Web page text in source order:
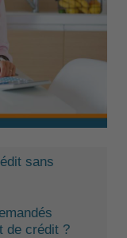
sans
de crédit ?